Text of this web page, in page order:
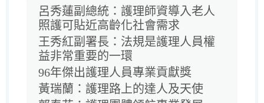
呂秀蓮副總統：護理師資導入老人
照護可貼近高齡化社會需求
王秀紅副署長：法規是護理人員權
益非常重要的一環
96年傑出護理人員專業貢獻獎
黃瑞蘭：護理路上的達人及天使